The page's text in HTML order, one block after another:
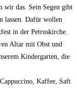
wir das. Sein Segen gibt
lassen. Dafür wollen
in der Petruskirche.
Altar mit Obst und
Kindergarten, die
Kaffee, Saft